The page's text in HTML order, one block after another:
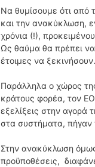
Να θυμίσουμε ότι από
και την ανακύκλωση,
χρόνια (!),
Ως θαύμα θα πρέπει να
έτοιμες να ξεκινήσουν.
Παράλληλα ο χώρος
κράτους φορέα, τον
εξελίξεις στην αγορά
στα συστήματα, πήγαν
Στην ανακύκλωση
προϋποθέσεις,